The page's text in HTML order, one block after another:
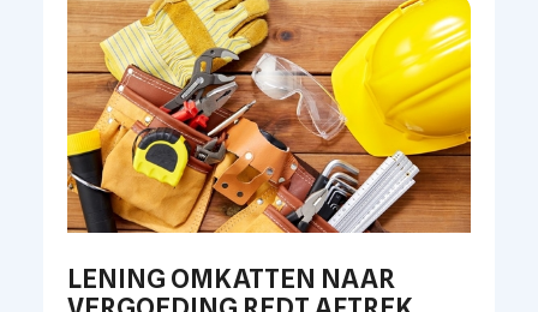
LENING OMKATTEN NAAR